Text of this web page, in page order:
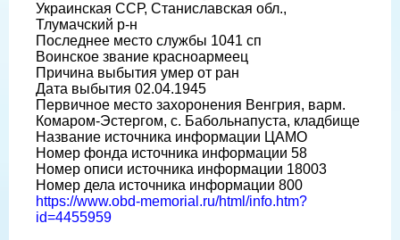
Украинская ССР, Станиславская обл.,
Тлумачский р-н
Последнее место службы 1041 сп
Воинское звание красноармеец
Причина выбытия умер от ран
Дата выбытия 02.04.1945
Первичное место захоронения Венгрия, варм.
Комаром-Эстергом, с. Бабольнапуста, кладбище
Название источника информации ЦАМО
Номер фонда источника информации 58
Номер описи источника информации 18003
Номер дела источника информации 800
https://www.obd-memorial.ru/html/info.htm?
id=4455959